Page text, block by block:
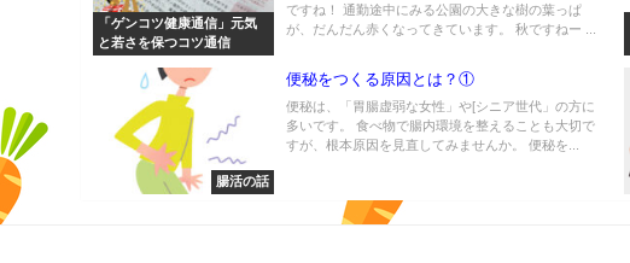
「ゲンコツ健康通信」元気
と若さを保つコツ通信
ですね！ 通勤途中にみる公園の大きな樹の葉っぱ
が、だんだん赤くなってきています。 秋ですねー ...
腸活の話
便秘をつくる原因とは？①
便秘は、「胃腸虚弱な女性」や[シニア世代」の方に
多いです。 食べ物で腸内環境を整えることも大切で
すが、根本原因を見直してみませんか。 便秘を...